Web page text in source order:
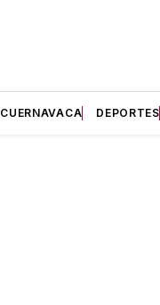
CUERNAVACA DEPORTES